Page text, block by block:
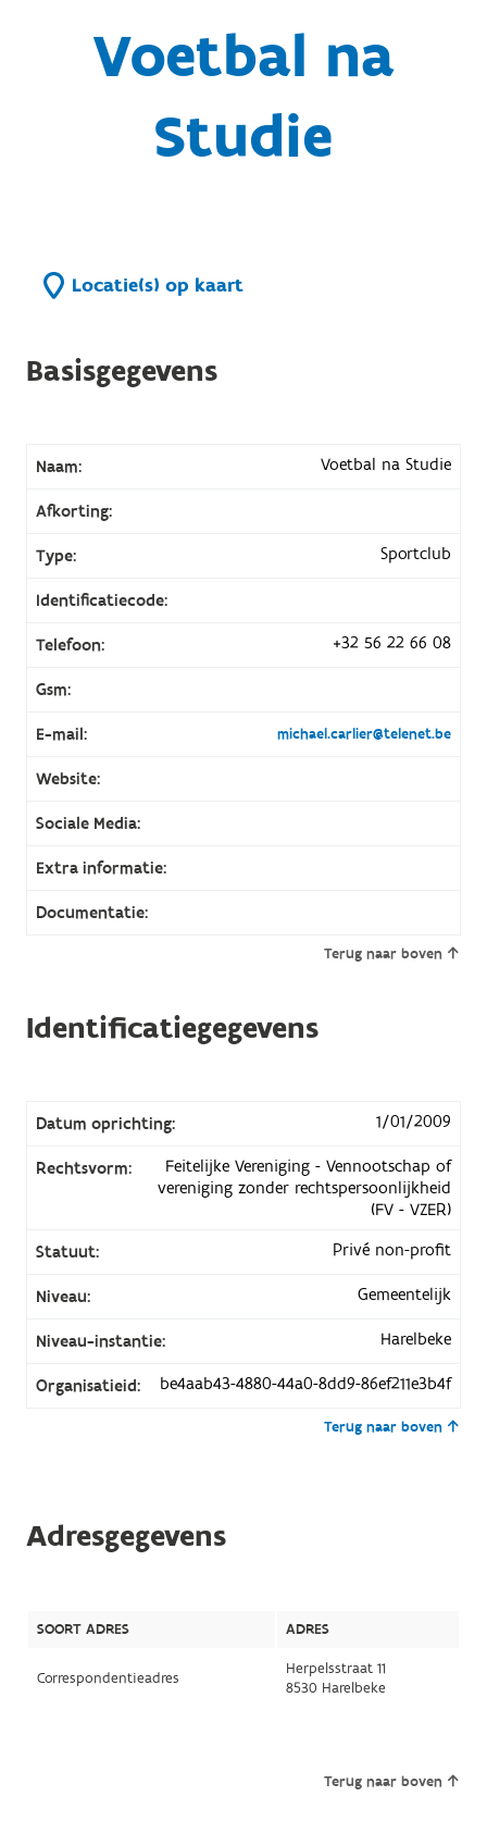
Voetbal na
Studie
Locatie(s) op kaart
Basisgegevens
Naam: Voetbal na Studie
Afkorting:
Type: Sportclub
Identificatiecode:
Telefoon: +32 56 22 66 08
Gsm:
E-mail: michael.carlier@telenet.be
Website:
Sociale Media:
Extra informatie:
Documentatie:
Terug naar boven
Identificatiegegevens
Datum oprichting: 1/01/2009
Rechtsvorm:
Feitelijke Vereniging - Vennootschap of
vereniging zonder rechtspersoonlijkheid
(FV - VZER)
Statuut:
Privé non-profit
Niveau: Gemeentelijk
Niveau-instantie: Harelbeke
Organisatieid: be4aab43-4880-44a0-8dd9-86ef211e3b4f
Terug naar boven
Adresgegevens
SOORT ADRES ADRES
Correspondentieadres
Herpelsstraat 11
8530 Harelbeke
Terug naar boven